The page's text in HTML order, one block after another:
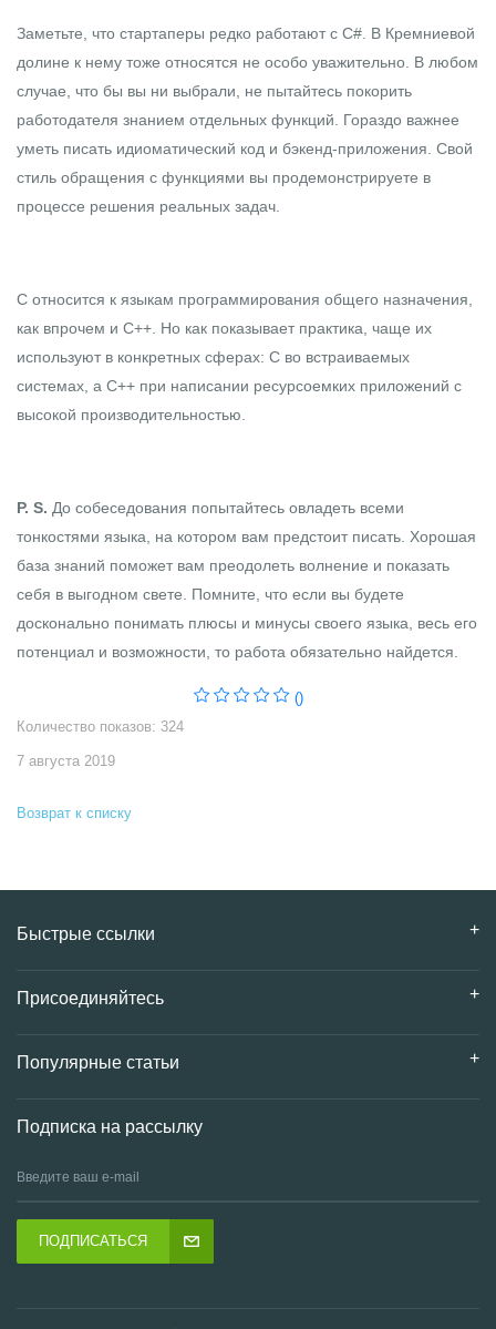
Заметьте, что стартаперы редко работают с С#. В Кремниевой
долине к нему тоже относятся не особо уважительно. В любом
случае, что бы вы ни выбрали, не пытайтесь покорить
работодателя знанием отдельных функций. Гораздо важнее
уметь писать идиоматический код и бэкенд-приложения. Свой
стиль обращения с функциями вы продемонстрируете в
процессе решения реальных задач.
C относится к языкам программирования общего назначения,
как впрочем и C++. Но как показывает практика, чаще их
используют в конкретных сферах: С во встраиваемых
системах, а С++ при написании ресурсоемких приложений с
высокой производительностью.
P. S. До собеседования попытайтесь овладеть всеми
тонкостями языка, на котором вам предстоит писать. Хорошая
база знаний поможет вам преодолеть волнение и показать
себя в выгодном свете. Помните, что если вы будете
досконально понимать плюсы и минусы своего языка, весь его
потенциал и возможности, то работа обязательно найдется.
()
Количество показов: 324
7 августа 2019
Возврат к списку
Быстрые ссылки
Присоединяйтесь
Популярные статьи
Подписка на рассылку
ПОДПИСАТЬСЯ